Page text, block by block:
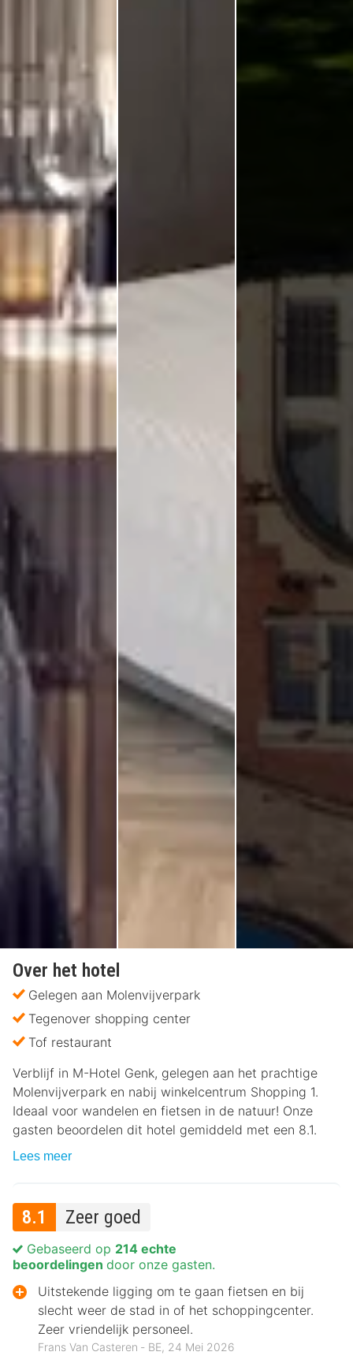
Over het hotel
Gelegen aan Molenvijverpark
Tegenover shopping center
Tof restaurant
Verblijf in M-Hotel Genk, gelegen aan het prachtige
Molenvijverpark en nabij winkelcentrum Shopping 1.
Ideaal voor wandelen en fietsen in de natuur! Onze
gasten beoordelen dit hotel gemiddeld met een 8.1.
Lees meer
8.1 Zeer goed
Gebaseerd op 214 echte
beoordelingen door onze gasten.
Uitstekende ligging om te gaan fietsen en bij
slecht weer de stad in of het schoppingcenter.
Zeer vriendelijk personeel.
Frans Van Casteren ‐ BE, 24 Mei 2026